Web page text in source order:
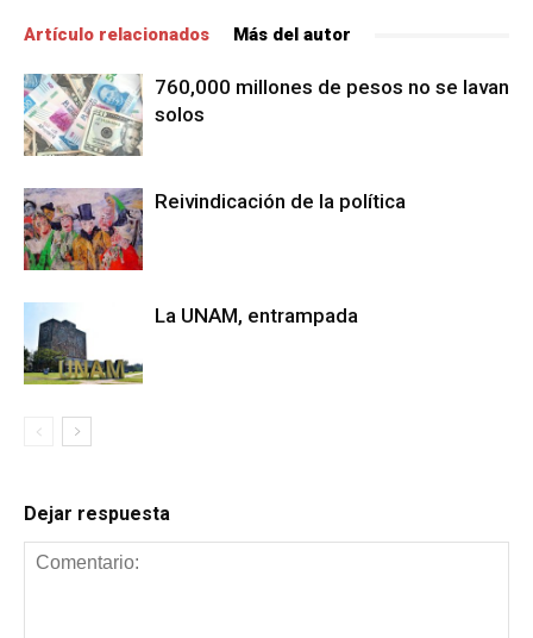
Artículo relacionados Más del autor
760,000 millones de pesos no se lavan
solos
Reivindicación de la política
La UNAM, entrampada
Dejar respuesta